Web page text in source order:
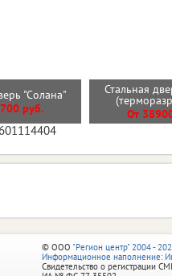
"Солана"
руб.
Стальная
От
© ООО "Регион центр" 2004 -
Информационное наполнение:
Свидетельство о регистрации